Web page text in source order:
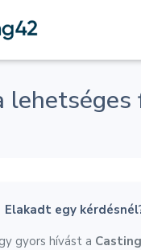
lehetséges
Elakadt egy
gyors hívást a